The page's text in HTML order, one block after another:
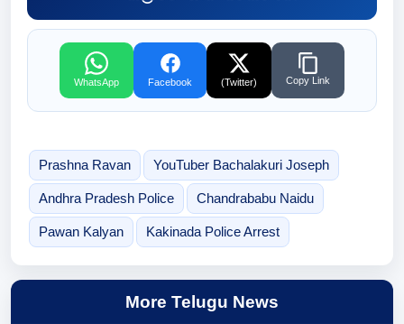
WhatsApp Facebook (Twitter) Copy Link
Prashna Ravan YouTuber Bachalakuri Joseph
Andhra Pradesh Police Chandrababu Naidu
Pawan Kalyan Kakinada Police Arrest
More Telugu News